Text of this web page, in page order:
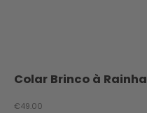
Colar Brinco à Rainha
Preço promocional
€49.00